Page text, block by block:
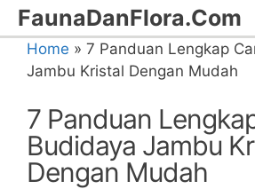
Skip
to
content
FaunaDanFlora.Com
Home » 7 Panduan Lengkap
Jambu Kristal Dengan Mudah
7 Panduan
Budidaya Jambu
Dengan Mudah